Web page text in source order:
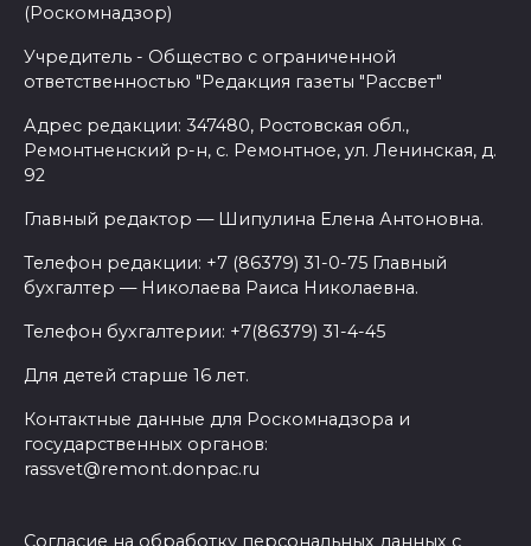
(Роскомнадзор)
Учредитель - Общество с ограниченной
ответственностью "Редакция газеты "Рассвет"
Адрес редакции: 347480, Ростовская обл.,
Ремонтненский р-н, с. Ремонтное, ул. Ленинская, д.
92
Главный редактор — Шипулина Елена Антоновна.
Телефон редакции: +7 (86379) 31-0-75 Главный
бухгалтер — Николаева Раиса Николаевна.
Телефон бухгалтерии: +7(86379) 31-4-45
Для детей старше 16 лет.
Контактные данные для Роскомнадзора и
государственных органов:
rassvet@remont.donpac.ru
Согласие на обработку персональных данных с